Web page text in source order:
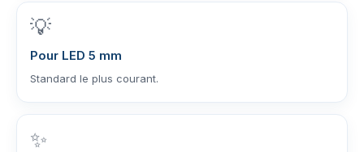
💡
Pour LED 5 mm
Standard le plus courant.
✨